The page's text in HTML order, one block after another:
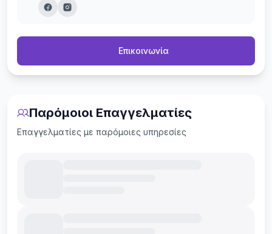
Επικοινωνία
Παρόμοιοι Επαγγελματίες
Επαγγελματίες με παρόμοιες υπηρεσίες